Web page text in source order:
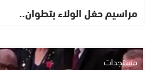
مراسيم حفل الولاء بتطوان..
مستجدات